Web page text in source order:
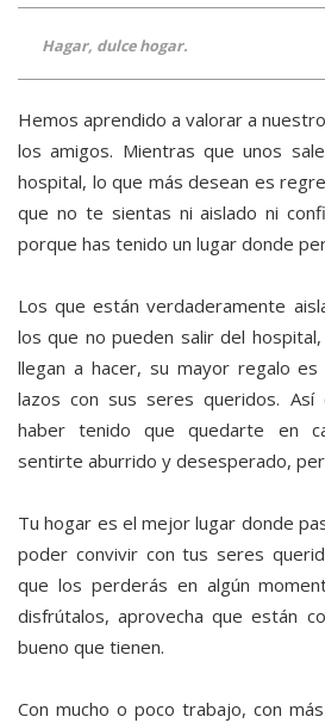
Hagar, dulce hogar.
Hemos aprendido a valorar a
los amigos. Mientras que unos
hospital, lo que más desean es
que no te sientas ni aislado ni
porque has tenido un lugar donde
Los que están verdaderamente
los que no pueden salir del
llegan a hacer, su mayor regalo
lazos con sus seres queridos.
haber tenido que quedarte en
sentirte aburrido y desesperado,
Tu hogar es el mejor lugar donde
poder convivir con tus seres
que los perderás en algún
disfrútalos, aprovecha que están
bueno que tienen.
Con mucho o poco trabajo, con